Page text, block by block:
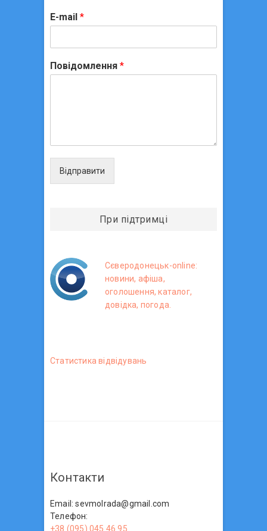
E-mail *
Повідомлення *
Відправити
При підтримці
Сєверодонецьк-online:
новини, афіша,
оголошення, каталог,
довідка, погода.
Статистика вiдвiдувань
Контакти
Email: sevmolrada@gmail.com
Телефон:
+38 (095) 045 46 95